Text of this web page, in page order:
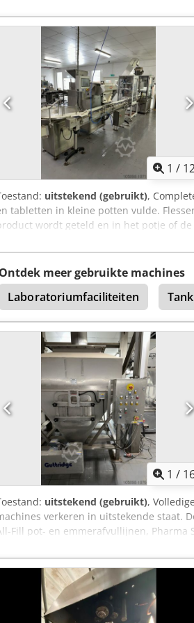
1 /
uitstekend (gebruikt),
tabletten in kleine potten vulde.
wordt geteld en in het potje of
het schroefdeksel wordt aangebracht.
staat. De teller is een
Ontdek meer gebruikte machines
Laboratoriumfaciliteiten
Tank
1 /
uitstekend (gebruikt),
verkeren in uitstekende staat.
Fill pot- en emmerafvullijnen, Pharma
OP: DE GROTE WINKWORTH-MENGER IS
Crsdpfx Aksw Nivlo Hsf